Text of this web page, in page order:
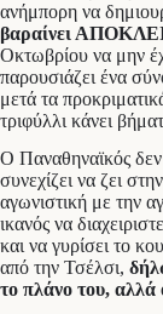
ανήμπορη να
βαραίνει
Οκτωβρίου να μην
παρουσιάζει ένα
μετά τα
τριφύλλι κάνει
Ο Παναθηναϊκός
συνεχίζει να ζει
αγωνιστική με την
ικανός να
και να γυρίσει το
από την Τσέλσι,
το πλάνο του, αλλά